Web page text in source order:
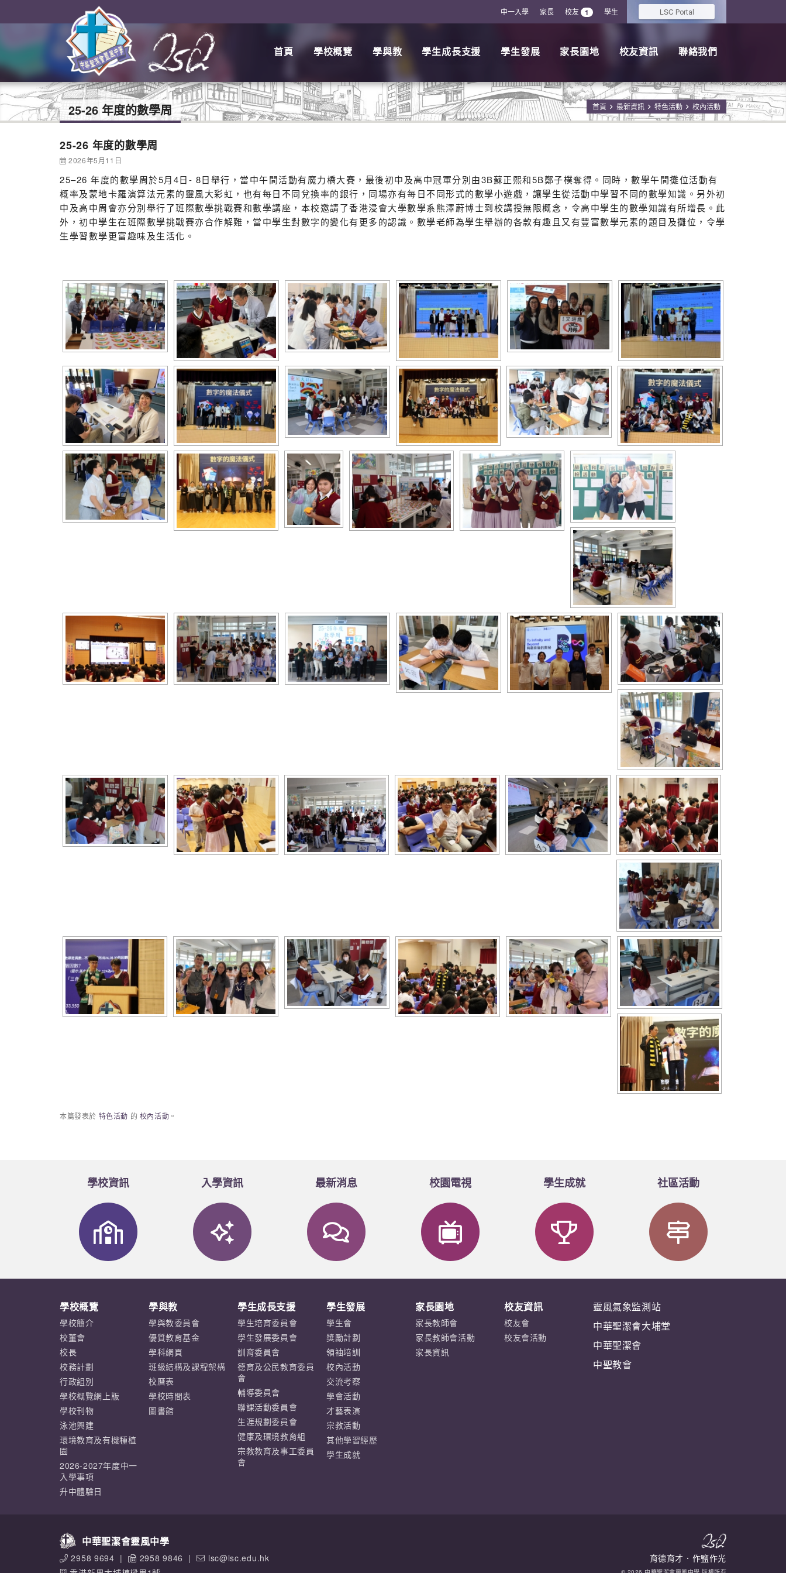
中一入學 家長 校友 1 學生 LSC Portal
首頁 學校概覽 學與教 學生成長支援 學生發展 家長園地 校友資訊 聯絡我們
首頁 最新資訊 特色活動 校內活動
25-26 年度的數學周
25-26 年度的數學周
2026年5月11日
25–26 年度的數學周於5月4日- 8日舉行，當中午間活動有魔力橋大賽，最後初中及高中冠軍分別由3B蘇正熙和5B鄭子樸奪得。同時，數學午間攤位活動有
概率及蒙地卡羅演算法元素的靈風大彩虹，也有每日不同兌換率的銀行，同場亦有每日不同形式的數學小遊戲，讓學生從活動中學習不同的數學知識。另外初
中及高中周會亦分別舉行了班際數學挑戰賽和數學講座，本校邀請了香港浸會大學數學系熊澤蔚博士到校講授無限概念，令高中學生的數學知識有所增長。此
外，初中學生在班際數學挑戰賽亦合作解難，當中學生對數字的變化有更多的認識。數學老師為學生舉辦的各款有趣且又有豐富數學元素的題目及攤位，令學
生學習數學更富趣味及生活化。
本篇發表於 特色活動 的 校內活動 。
學校資訊 入學資訊 最新消息 校園電視 學生成就 社區活動
學校概覽
學校簡介
校董會
校長
校務計劃
行政組別
學校概覽網上版
學校刊物
泳池興建
環境教育及有機種植
園
2026-2027年度中一
入學事項
升中體驗日
學與教
學與教委員會
優質教育基金
學科網頁
班級結構及課程架構
校曆表
學校時間表
圖書館
學生成長支援
學生培育委員會
學生發展委員會
訓育委員會
德育及公民教育委員
會
輔導委員會
聯課活動委員會
生涯規劃委員會
健康及環境教育組
宗教教育及事工委員
會
學生發展
學生會
獎勵計劃
領袖培訓
校內活動
交流考察
學會活動
才藝表演
宗教活動
其他學習經歷
學生成就
家長園地
家長教師會
家長教師會活動
家長資訊
校友資訊
校友會
校友會活動
靈風氣象監測站
中華聖潔會大埔堂
中華聖潔會
中聖教會
中華聖潔會靈風中學
2958 9694 | 2958 9846 |
lsc@lsc.edu.hk
育德育才．作鹽作光